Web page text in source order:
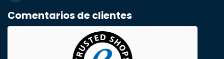
Nombre de la empresa
Comentarios de clientes